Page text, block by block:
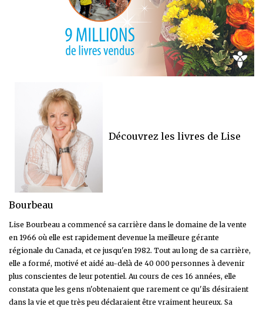
Découvrez les livres de Lise
Bourbeau
Lise Bourbeau a commencé sa carrière dans le domaine de la vente
en 1966 où elle est rapidement devenue la meilleure gérante
régionale du Canada, et ce jusqu'en 1982. Tout au long de sa carrière,
elle a formé, motivé et aidé au-delà de 40 000 personnes à devenir
plus conscientes de leur potentiel. Au cours de ces 16 années, elle
constata que les gens n'obtenaient que rarement ce qu'ils désiraient
dans la vie et que très peu déclaraient être vraiment heureux. Sa